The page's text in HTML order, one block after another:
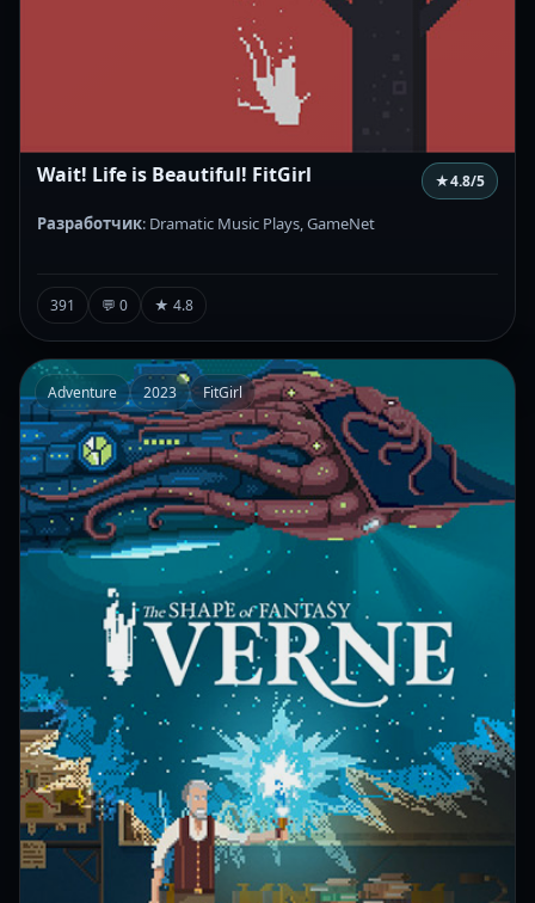
Wait! Life is Beautiful! FitGirl ★4.8/5
Разработчик: Dramatic Music Plays, GameNet
391 💬 0 ★ 4.8
Adventure 2023 FitGirl